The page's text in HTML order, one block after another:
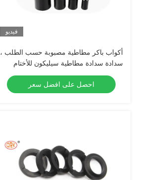
فيديو
أكواب باكر مطاطية مصبوبة حسب الطلب ،
سدادة سدادة مطاطية سيليكون للأختام
الحلقية
احصل على افضل سعر